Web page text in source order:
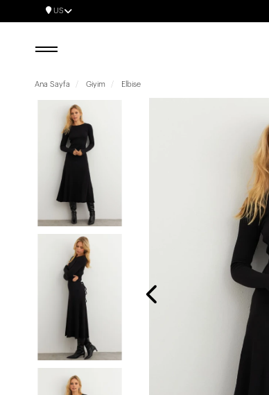
US
Ana Sayfa Giyim Elbise